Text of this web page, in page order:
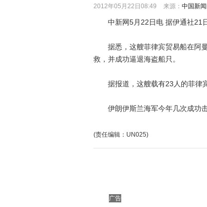
2012年05月22日08:49 来源： 中国新闻
中新网5月22日电 据伊通社21日
据悉，这艘菲律宾贸易船在阿曼
救，并成功逼退海盗船只。
据报道，这艘载有23人的菲律宾
伊朗伊斯兰海军今年几次成功击
(责任编辑：UN025)
广告